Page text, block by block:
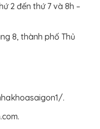
2 đến thứ 7 và 8h –
8, thành phố Thủ
.